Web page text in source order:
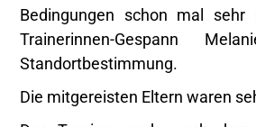
Bedingungen schon mal
Trainerinnen-Gespann
Standortbestimmung.
Die mitgereisten Eltern waren